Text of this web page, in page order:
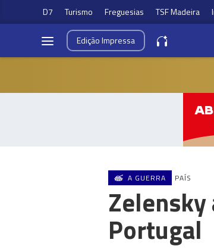
D7 Turismo Freguesias TSF Madeira
EdiçãoImpressa
A GUERRA PAÍS
Portugal